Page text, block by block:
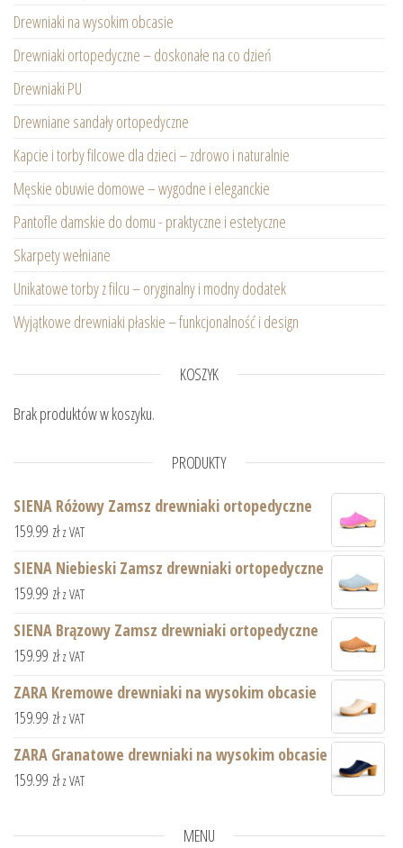
Drewniaki na wysokim obcasie
Drewniaki ortopedyczne – doskonałe na co dzień
Drewniaki PU
Drewniane sandały ortopedyczne
Kapcie i torby filcowe dla dzieci – zdrowo i naturalnie
Męskie obuwie domowe – wygodne i eleganckie
Pantofle damskie do domu - praktyczne i estetyczne
Skarpety wełniane
Unikatowe torby z filcu – oryginalny i modny dodatek
Wyjątkowe drewniaki płaskie – funkcjonalność i design
KOSZYK
Brak produktów w koszyku.
PRODUKTY
SIENA Różowy Zamsz drewniaki ortopedyczne
159.99 zł z VAT
SIENA Niebieski Zamsz drewniaki ortopedyczne
159.99 zł z VAT
SIENA Brązowy Zamsz drewniaki ortopedyczne
159.99 zł z VAT
ZARA Kremowe drewniaki na wysokim obcasie
159.99 zł z VAT
ZARA Granatowe drewniaki na wysokim obcasie
159.99 zł z VAT
MENU